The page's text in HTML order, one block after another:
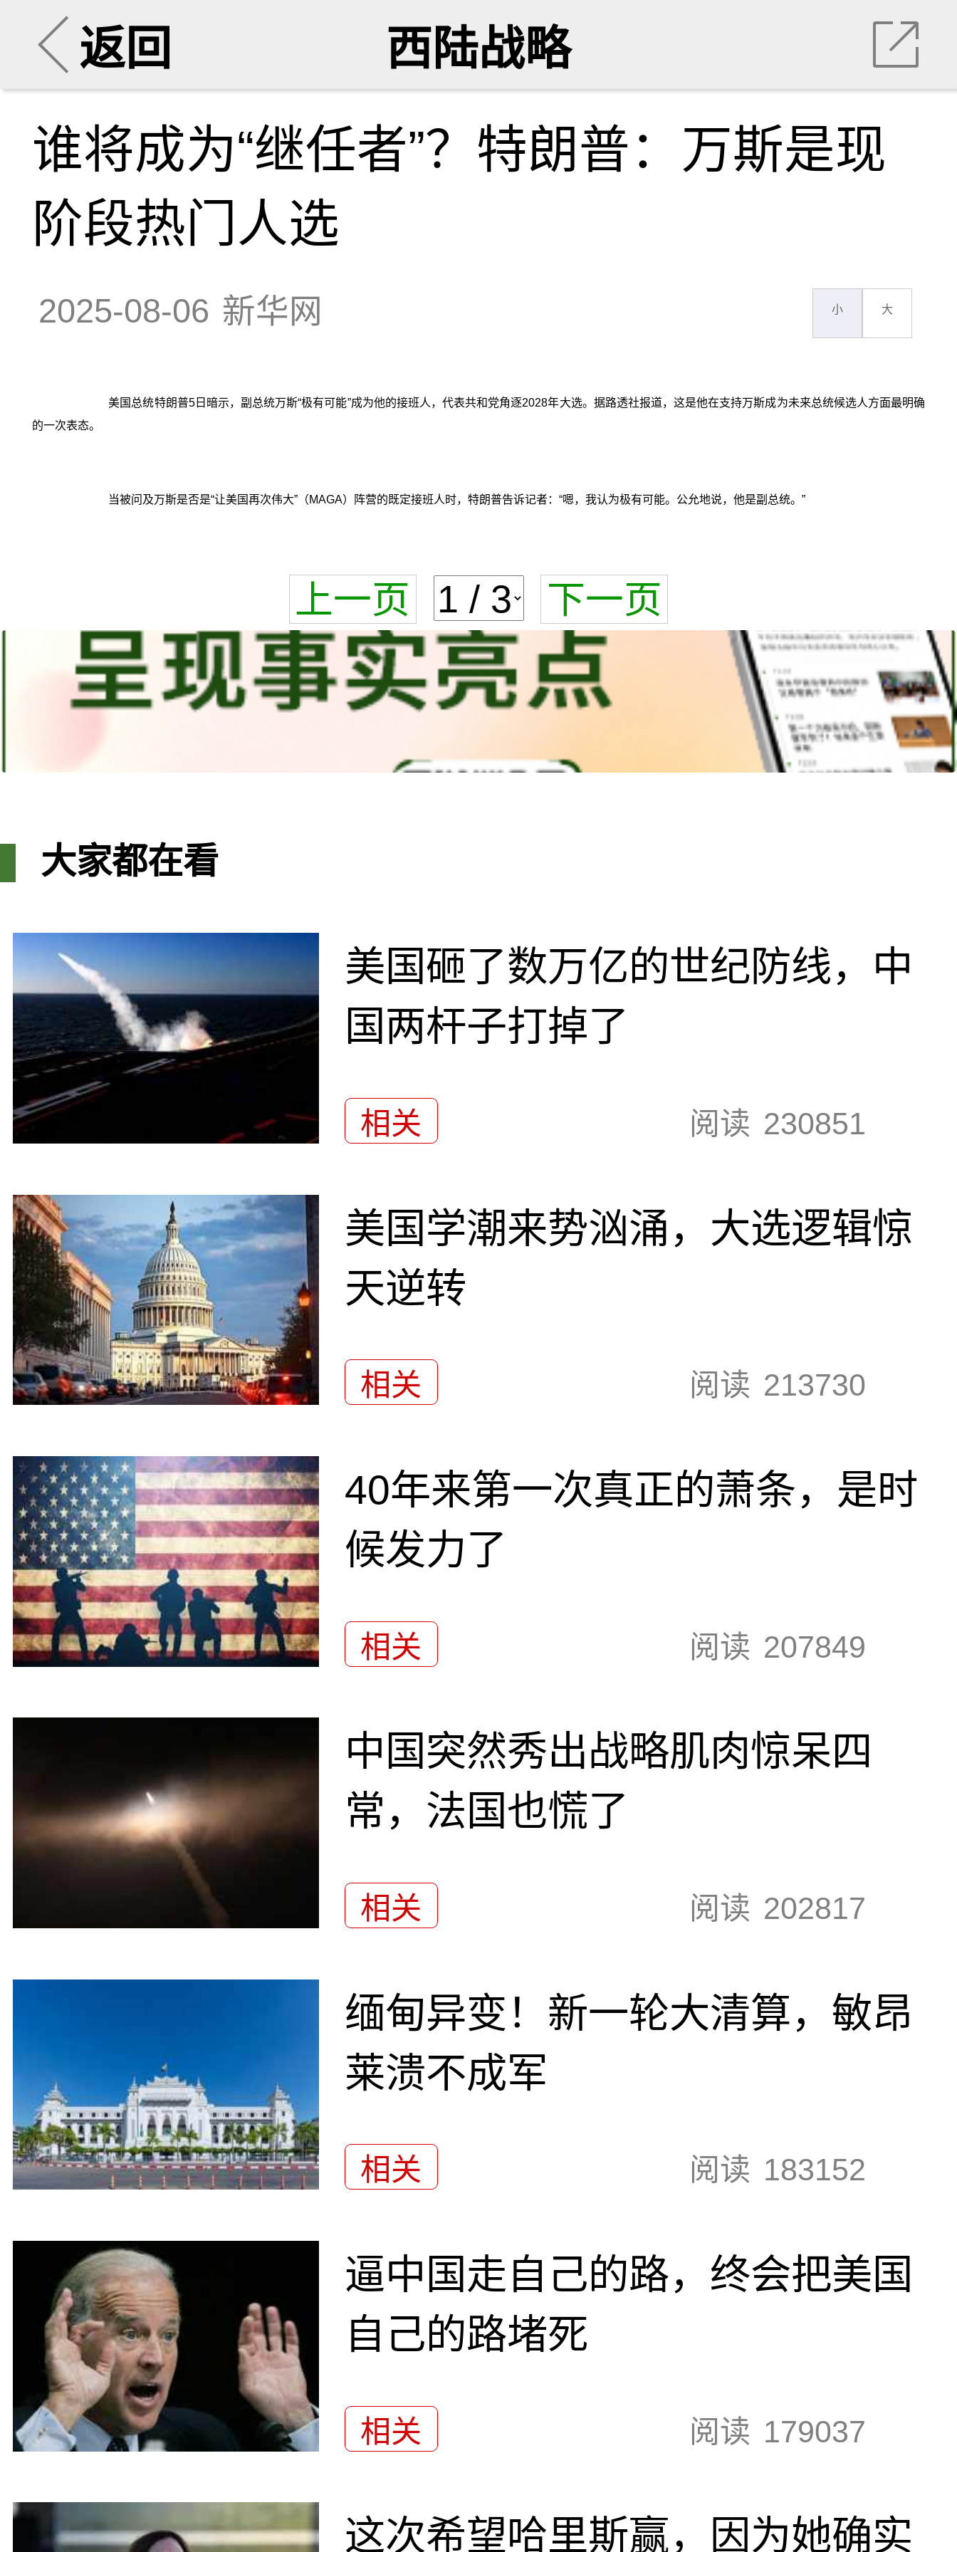
返回 西陆战略
谁将成为“继任者”？特朗普：万斯是现
阶段热门人选
2025-08-06 新华网 小 大
美国总统特朗普5日暗示，副总统万斯“极有可能”成为他的接班人，代表共和党角逐2028年大选。据路透社报道，这是他在支持万斯成为未来总统候选人方面最明确
的一次表态。
当被问及万斯是否是“让美国再次伟大”（MAGA）阵营的既定接班人时，特朗普告诉记者：“嗯，我认为极有可能。公允地说，他是副总统。”
上一页 下一页
大家都在看
美国砸了数万亿的世纪防线，中
国两杆子打掉了
相关 阅读 230851
美国学潮来势汹涌，大选逻辑惊
天逆转
相关 阅读 213730
40年来第一次真正的萧条，是时
候发力了
相关 阅读 207849
中国突然秀出战略肌肉惊呆四
常，法国也慌了
相关 阅读 202817
缅甸异变！新一轮大清算，敏昂
莱溃不成军
相关 阅读 183152
逼中国走自己的路，终会把美国
自己的路堵死
相关 阅读 179037
这次希望哈里斯赢，因为她确实